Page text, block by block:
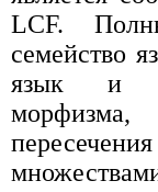
LCF.
семейство
язык и